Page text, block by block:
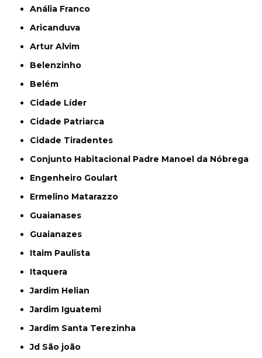
Anália Franco
Aricanduva
Artur Alvim
Belenzinho
Belém
Cidade Líder
Cidade Patriarca
Cidade Tiradentes
Conjunto Habitacional Padre Manoel da Nóbrega
Engenheiro Goulart
Ermelino Matarazzo
Guaianases
Guaianazes
Itaim Paulista
Itaquera
Jardim Helian
Jardim Iguatemi
Jardim Santa Terezinha
Jd São joão